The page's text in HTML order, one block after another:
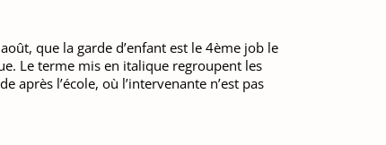
que la garde d’enfant est le 4ème job le
Le terme mis en italique regroupent les
l’école, où l’intervenante n’est pas